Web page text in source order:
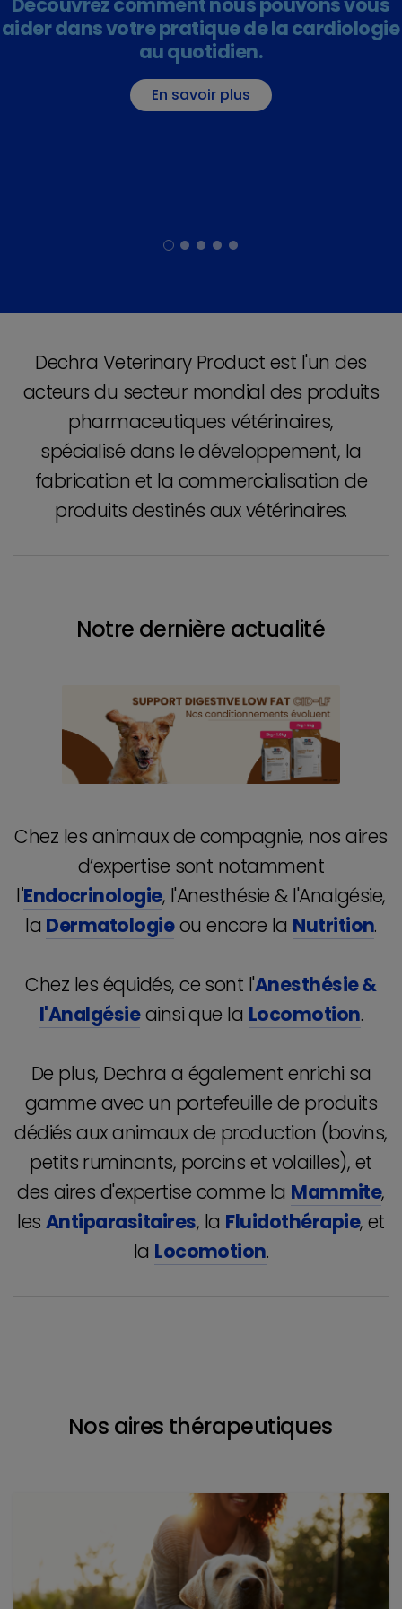
aider dans votre pratique de la cardiologie
au quotidien.
En savoir plus
Dechra Veterinary Product est l'un des
acteurs du secteur mondial des produits
pharmaceutiques vétérinaires,
spécialisé dans le développement, la
fabrication et la commercialisation de
produits destinés aux vétérinaires.
Notre dernière actualité
Chez les animaux de compagnie, nos aires
d’expertise sont notamment
l'Endocrinologie, l'Anesthésie & l'Analgésie,
la Dermatologieou encore la Nutrition.
Chez les équidés, ce sont l'Anesthésie &
l'Analgésieainsi que la Locomotion.
De plus, Dechra a également enrichi sa
gamme avec un portefeuille de produits
dédiés aux animaux de production (bovins,
petits ruminants, porcins et volailles), et
des aires d'expertise comme la Mammite,
les Antiparasitaires, la Fluidothérapie, et
la Locomotion.
Nos aires thérapeutiques